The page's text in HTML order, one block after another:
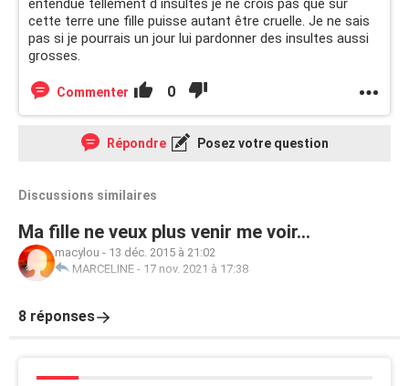
entendue tellement d insultes je ne crois pas que sur
cette terre une fille puisse autant être cruelle. Je ne sais
pas si je pourrais un jour lui pardonner des insultes aussi
grosses.
Commenter 0
Répondre Posez votre question
Discussions similaires
Ma fille ne veux plus venir me voir...
macylou - 13 déc. 2015 à 21:02
MARCELINE - 17 nov. 2021 à 17:38
8 réponses